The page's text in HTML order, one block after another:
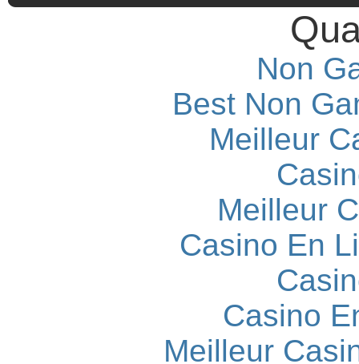
Non
Best Non
Meilleur
Meilleur
Casino En
Casino
Meilleur